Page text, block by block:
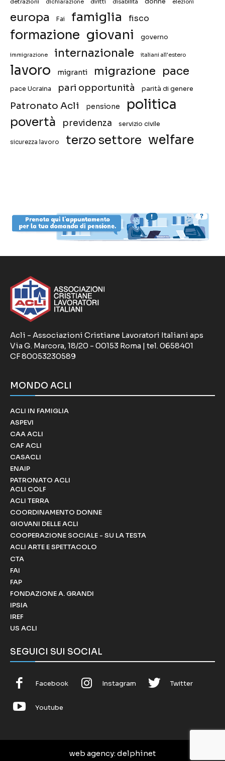
dichiarazione elezioni
europa Fai famiglia fisco
formazione giovani governo
immigrazione internazionale italiani all'estero
lavoro migranti migrazione pace
pace Ucraina pari opportunità parità di genere
Patronato Acli pensione politica
povertà previdenza servizio civile
sicurezza lavoro terzo settore welfare
Acli - Associazioni Cristiane Lavoratori Italiani aps
Via G. Marcora, 18/20 - 00153 Roma | tel. 0658401
CF 80053230589
MONDO ACLI
ACLI IN FAMIGLIA
ASPEVI
CAA ACLI
CAF ACLI
CASACLI
ENAIP
PATRONATO ACLI
ACLI COLF
ACLI TERRA
COORDINAMENTO DONNE
GIOVANI DELLE ACLI
COOPERAZIONE SOCIALE - SU LA TESTA
ACLI ARTE E SPETTACOLO
CTA
FAI
FAP
FONDAZIONE A. GRANDI
IPSIA
IREF
US ACLI
SEGUICI SUI SOCIAL
Facebook Instagram Twitter
Youtube
web agency: delphinet